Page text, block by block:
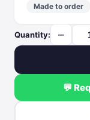
Made to order
Quantity: −
💬